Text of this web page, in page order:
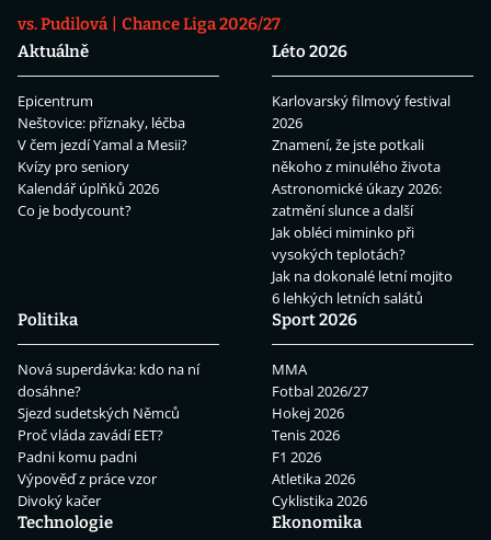
vs. Pudilová
Chance Liga 2026/27
Aktuálně
Epicentrum
Neštovice: příznaky, léčba
V čem jezdí Yamal a Mesii?
Kvízy pro seniory
Kalendář úplňků 2026
Co je bodycount?
Léto 2026
Karlovarský filmový festival
2026
Znamení, že jste potkali
někoho z minulého života
Astronomické úkazy 2026:
zatmění slunce a další
Jak obléci miminko při
vysokých teplotách?
Jak na dokonalé letní mojito
6 lehkých letních salátů
Politika
Nová superdávka: kdo na ní
dosáhne?
Sjezd sudetských Němců
Proč vláda zavádí EET?
Padni komu padni
Výpověď z práce vzor
Divoký kačer
Sport 2026
MMA
Fotbal 2026/27
Hokej 2026
Tenis 2026
F1 2026
Atletika 2026
Cyklistika 2026
Technologie
Ekonomika